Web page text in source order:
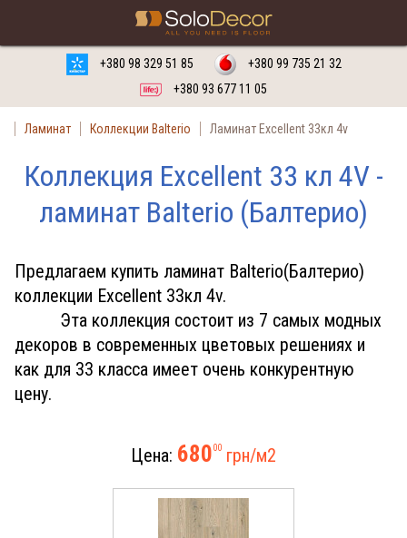
Заказать
Русский язык Украинский язык
+380 98 329 51 85
+380 99 735 21 32
+380 93 677 11 05
Ламинат Коллекции Balterio Ламинат Excellent 33кл 4v
Коллекция Excellent 33 кл 4V -
ламинат Balterio (Балтерио)
Предлагаем купить ламинат Balterio(Балтерио)
коллекции Excellent 33кл 4v.
Эта коллекция состоит из 7 самых модных
декоров в современных цветовых решениях и
как для 33 класса имеет очень конкурентную
цену.
Цена: 68000 грн/м2